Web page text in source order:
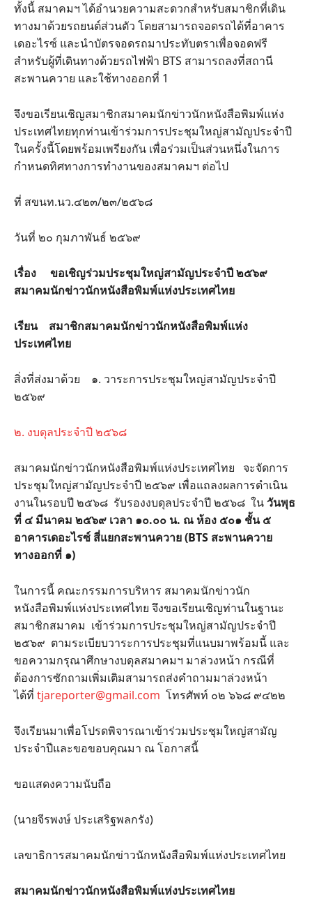
ทั้งนี้ สมาคมฯ ได้อำนวยความสะดวกสำหรับสมาชิกที่เดิน
ทางมาด้วยรถยนต์ส่วนตัว โดยสามารถจอดรถได้ที่อาคาร
เดอะไรซ์ และนำบัตรจอดรถมาประทับตราเพื่อจอดฟรี
สำหรับผู้ที่เดินทางด้วยรถไฟฟ้า BTS สามารถลงที่สถานี
สะพานควาย และใช้ทางออกที่ 1
จึงขอเรียนเชิญสมาชิกสมาคมนักข่าวนักหนังสือพิมพ์แห่ง
ประเทศไทยทุกท่านเข้าร่วมการประชุมใหญ่สามัญประจำปี
ในครั้งนี้โดยพร้อมเพรียงกัน เพื่อร่วมเป็นส่วนหนึ่งในการ
กำหนดทิศทางการทำงานของสมาคมฯ ต่อไป
ที่ สขนท.นว.๔๒๓/๒๓/๒๕๖๘
วันที่ ๒๐ กุมภาพันธ์ ๒๕๖๙
เรื่อง ขอเชิญร่วมประชุมใหญ่สามัญประจำปี ๒๕๖๙
สมาคมนักข่าวนักหนังสือพิมพ์แห่งประเทศไทย
เรียน สมาชิกสมาคมนักข่าวนักหนังสือพิมพ์แห่ง
ประเทศไทย
สิ่งที่ส่งมาด้วย ๑. วาระการประชุมใหญ่สามัญประจำปี
๒๕๖๙​
๒. งบดุลประจำปี ๒๕๖๘
สมาคมนักข่าวนักหนังสือพิมพ์แห่งประเทศไทย จะจัดการ
ประชุมใหญ่สามัญประจำปี ๒๕๖๙ เพื่อแถลงผลการดำเนิน
งานในรอบปี ๒๕๖๘ รับรองงบดุลประจำปี ๒๕๖๘ ในวันพุธ
ที่ ๔ มีนาคม ๒๕๖๙ เวลา ๑๐.๐๐ น. ณ ห้อง ๕๐๑ ชั้น ๕
อาคารเดอะไรซ์ สี่แยกสะพานควาย (BTS สะพานควาย
ทางออกที่ ๑)
ในการนี้ คณะกรรมการบริหาร สมาคมนักข่าวนัก
หนังสือพิมพ์แห่งประเทศไทย จึงขอเรียนเชิญท่านในฐานะ
สมาชิกสมาคม เข้าร่วมการประชุมใหญ่สามัญประจำปี
๒๕๖๙ ตามระเบียบวาระการประชุมที่แนบมาพร้อมนี้ และ
ขอความกรุณาศึกษางบดุลสมาคมฯ มาล่วงหน้า กรณีที่
ต้องการซักถามเพิ่มเติมสามารถส่งคำถามมาล่วงหน้า
ได้ที่ tjareporter@gmail.com โทรศัพท์ ๐๒ ๖๖๘​ ๙๔๒๒
จึงเรียนมาเพื่อโปรดพิจารณาเข้าร่วมประชุมใหญ่สามัญ
ประจำปีและขอขอบคุณมา ณ โอกาสนี้
ขอแสดงความนับถือ
(นายจีรพงษ์ ประเสริฐพลกรัง)
เลขาธิการสมาคมนักข่าวนักหนังสือพิมพ์แห่งประเทศไทย
สมาคมนักข่าวนักหนังสือพิมพ์แห่งประเทศไทย